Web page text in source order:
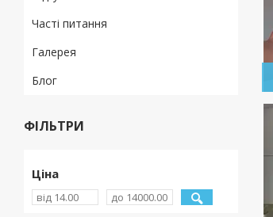
Часті питання
Галерея
Блог
ФІЛЬТРИ
Ціна